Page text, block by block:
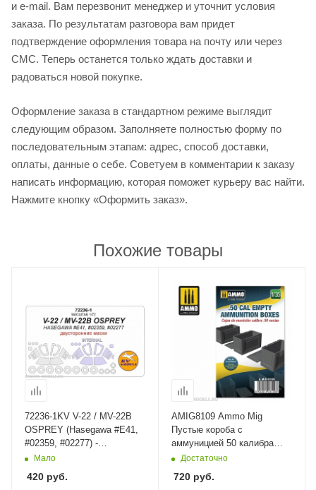
и e-mail. Вам перезвонит менеджер и уточнит условия
заказа. По результатам разговора вам придет
подтверждение оформления товара на почту или через
СМС. Теперь останется только ждать доставки и
радоваться новой покупке.
Оформление заказа в стандартном режиме выглядит
следующим образом. Заполняете полностью форму по
последовательным этапам: адрес, способ доставки,
оплаты, данные о себе. Советуем в комментарии к заказу
написать информацию, которая поможет курьеру вас найти.
Нажмите кнопку «Оформить заказ».
Похожие товары
72236-1KV V-22 / MV-22B
OSPREY (Hasegawa #E41,
#02359, #02277) -
Двусторонние маски +
KV Models
Мало
420 руб.
AMIG8109 Ammo Mig
Пустые короба с
аммуницией 50 калибра
1/35 .50 CAL EMPTY
Ammo Mig 1/35
Достаточно
720 руб.